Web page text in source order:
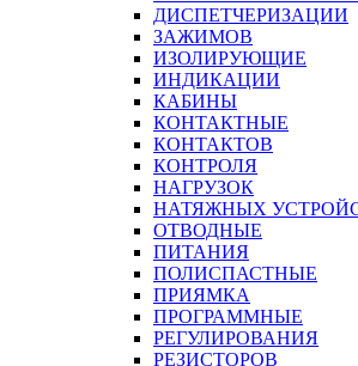
ДИСПЕТЧЕРИЗАЦИИ
ЗАЖИМОВ
ИЗОЛИРУЮЩИЕ
ИНДИКАЦИИ
КАБИНЫ
КОНТАКТНЫЕ
КОНТАКТОВ
КОНТРОЛЯ
НАГРУЗОК
НАТЯЖНЫХ
ОТВОДНЫЕ
ПИТАНИЯ
ПОЛИСПАСТНЫЕ
ПРИЯМКА
ПРОГРАММНЫЕ
РЕГУЛИРОВАНИЯ
РЕЗИСТОРОВ